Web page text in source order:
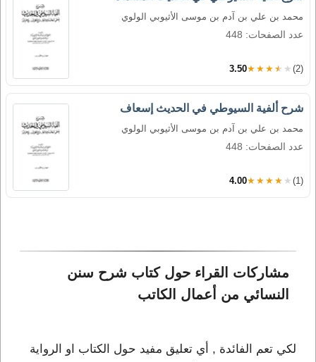
محمد بن علي بن آدم بن موسى الأثيوبي الولوي
عدد الصفحات: 448
3.50★★★★★ (2)
شرح ألفية السيوطي في الحديث إسعاف
محمد بن علي بن آدم بن موسى الأثيوبي الولوي
عدد الصفحات: 448
4.00★★★★★ (1)
مشاركات القراء حول كتاب شرح سنن
النسائي من أعمال الكاتب
لكي تعم الفائدة , أي تعليق مفيد حول الكتاب او الرواية